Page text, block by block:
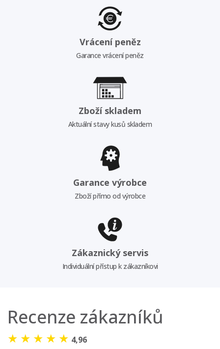
Vrácení peněz
Garance vrácení peněz
Zboží skladem
Aktuální stavy kusů skladem
Garance výrobce
Zboží přímo od výrobce
Zákaznický servis
Individuální přístup k zákazníkovi
Recenze zákazníků
★ ★ ★ ★ ★ 4,96